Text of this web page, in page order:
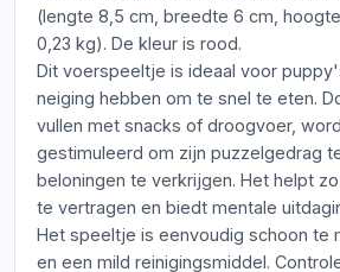
(lengte 8,5 cm, breedte 6 cm,
0,23 kg). De kleur is rood.
Dit voerspeeltje is ideaal voor
neiging hebben om te snel te eten.
vullen met snacks of droogvoer,
gestimuleerd om zijn puzzelgedrag
beloningen te verkrijgen. Het helpt
te vertragen en biedt mentale
Het speeltje is eenvoudig schoon te
en een mild reinigingsmiddel.